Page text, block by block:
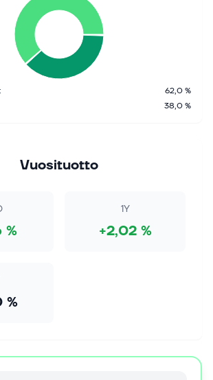
62,0 %
38,0 %
Vuosituotto
%
1Y
+2,02 %
%